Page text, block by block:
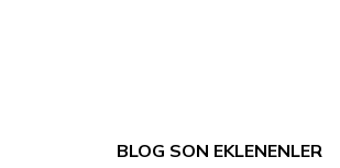
BLOG SON EKLENENLER